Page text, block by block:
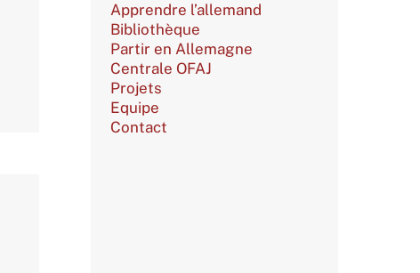
Apprendre l’allemand
Bibliothèque
Partir en Allemagne
Centrale OFAJ
Projets
Equipe
Contact